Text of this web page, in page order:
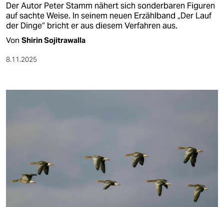
Der Autor Peter Stamm nähert sich sonderbaren Figuren
auf sachte Weise. In seinem neuen Erzählband „Der Lauf
der Dinge“ bricht er aus diesem Verfahren aus.
Von Shirin Sojitrawalla
8.11.2025